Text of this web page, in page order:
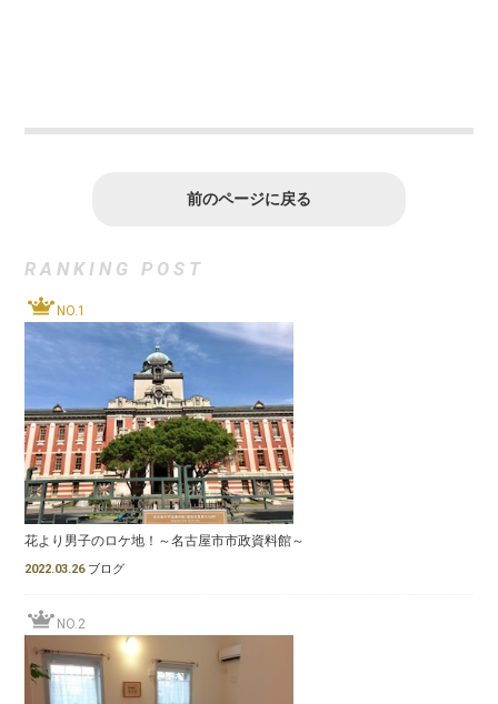
前のページに戻る
RANKING POST
NO.1
花より男子のロケ地！～名古屋市市政資料館～
2022.03.26 ブログ
NO.2